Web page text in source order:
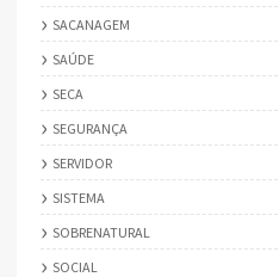
SACANAGEM
SAÚDE
SECA
SEGURANÇA
SERVIDOR
SISTEMA
SOBRENATURAL
SOCIAL